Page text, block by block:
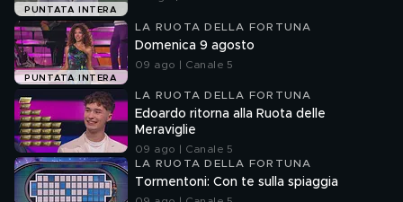
PUNTATA INTERA
PUNTATA INTERA
LA RUOTA DELLA FORTUNA
Domenica 9 agosto
09 ago | Canale 5
LA RUOTA DELLA FORTUNA
Edoardo ritorna alla Ruota delle
Meraviglie
09 ago | Canale 5
LA RUOTA DELLA FORTUNA
Tormentoni: Con te sulla spiaggia